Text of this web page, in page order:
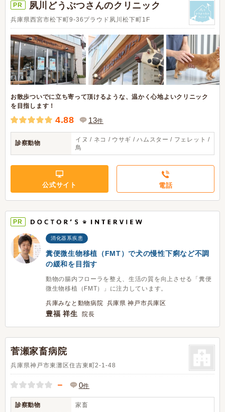
PR 夙川どうぶつさんのクリニック
兵庫県西宮市松下町9-36プラウド夙川松下町1F
お散歩ついでに立ち寄って頂けるような、温かく心地よいクリニック
を目指します！
4.88 13件
診察動物
イヌ / ネコ / ウサギ / ハムスター / フェレット /
鳥
公式サイト 電話
PR
消化器系疾患
糞便微生物移植（FMT）で犬の慢性下痢など不調
の緩和を目指す
動物の腸内フローラを整え、生活の質を向上させる「糞便
微生物移植（FMT）」に注力しています。
兵庫みなと動物病院 兵庫県 神戸市兵庫区
豊福 祥生 院長
菅瀬家畜病院
兵庫県神戸市東灘区住吉東町2-1-48
－ 0件
診察動物 家畜